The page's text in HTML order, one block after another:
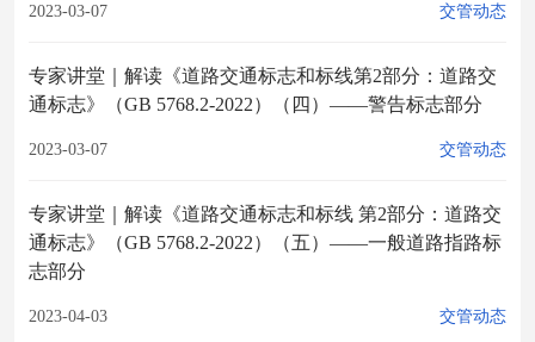
2023-03-07 交管动态
专家讲堂｜解读《道路交通标志和标线第2部分：道路交
通标志》（GB 5768.2-2022）（四）——警告标志部分
2023-03-07 交管动态
专家讲堂｜解读《道路交通标志和标线 第2部分：道路交
通标志》（GB 5768.2-2022）（五）——一般道路指路标
志部分
2023-04-03 交管动态